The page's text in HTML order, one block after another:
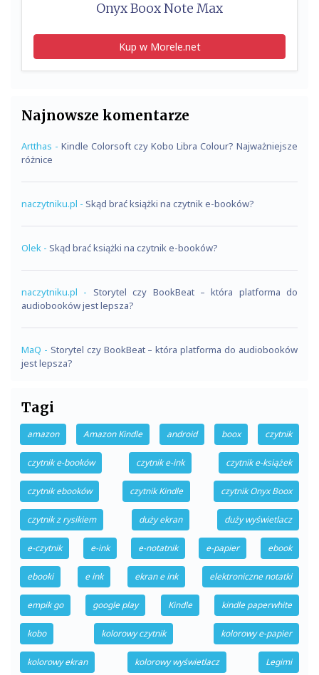
Onyx Boox Note Max
Kup w Morele.net
Najnowsze komentarze
Artthas - Kindle Colorsoft czy Kobo Libra Colour? Najważniejsze
różnice
naczytniku.pl - Skąd brać książki na czytnik e-booków?
Olek - Skąd brać książki na czytnik e-booków?
naczytniku.pl - Storytel czy BookBeat – która platforma do
audiobooków jest lepsza?
MaQ - Storytel czy BookBeat – która platforma do audiobooków
jest lepsza?
Tagi
amazon Amazon Kindle android boox czytnik
czytnik e-booków czytnik e-ink czytnik e-książek
czytnik ebooków czytnik Kindle czytnik Onyx Boox
czytnik z rysikiem duży ekran duży wyświetlacz
e-czytnik e-ink e-notatnik e-papier ebook
ebooki e ink ekran e ink elektroniczne notatki
empik go google play Kindle kindle paperwhite
kobo kolorowy czytnik kolorowy e-papier
kolorowy ekran kolorowy wyświetlacz Legimi